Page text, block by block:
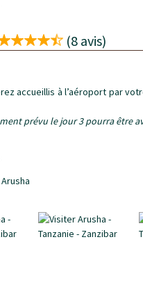
(8 avis)
accueillis à l’aéroport par
prévu le jour 3 pourra être